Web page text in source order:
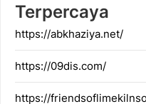
Terpercaya
https://abkhaziya.net/
https://09dis.com/
https://